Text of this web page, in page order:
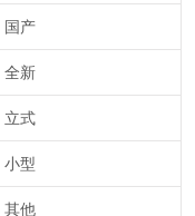
国产
全新
立式
小型
其他